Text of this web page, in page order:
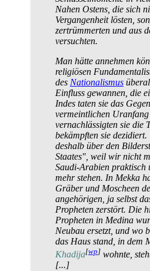
Nahen Ostens, die sich
Vergangenheit lösten,
zertrümmerten und aus
versuchten.
Man hätte annehmen
religiösen
des Nationalismus
Einfluss gewannen, die
Indes taten sie das
vermeintlichen Uranfang
vernachlässigten sie die
bekämpften sie
deshalb über den
Staates", weil wir nicht
Saudi-Arabien praktisch
mehr stehen. In Mekka
Gräber und Moscheen
angehörigen, ja selbst
Propheten zerstört. Die
Propheten in Medina
Neubau ersetzt, und wo
das Haus stand, in dem
Khadija[wp] wohnte,
[...]